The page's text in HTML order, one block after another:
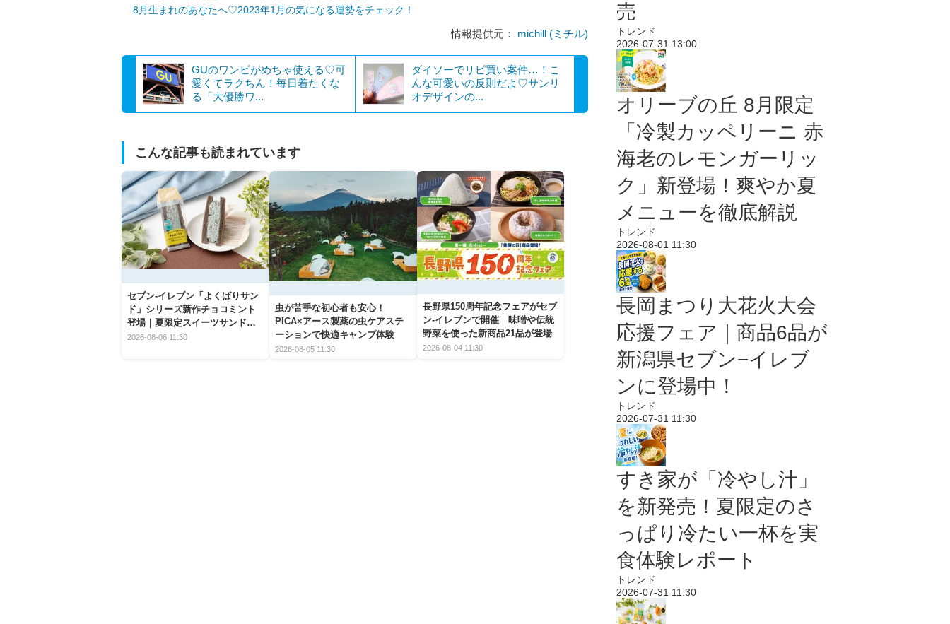
8月生まれのあなたへ♡2023年1月の気になる運勢をチェック！
情報提供元： michill (ミチル)
GUのワンピがめちゃ使える♡可
愛くてラクちん！毎日着たくな
る「大優勝ワ...
ダイソーでリピ買い案件…！こ
んな可愛いの反則だよ♡サンリ
オデザインの...
こんな記事も読まれています
セブン‐イレブン「よくばりサン
ド」シリーズ新作チョコミント
登場｜夏限定スイーツサンドの
爽快な魅力
2026-08-06 11:30
虫が苦手な初心者も安心！
PICA×アース製薬の虫ケアステ
ーションで快適キャンプ体験
2026-08-05 11:30
長野県150周年記念フェアがセブ
ン-イレブンで開催 味噌や伝統
野菜を使った新商品21品が登場
2026-08-04 11:30
売
トレンド
2026-07-31 13:00
オリーブの丘 8月限定
「冷製カッペリーニ 赤
海老のレモンガーリッ
ク」新登場！爽やか夏
メニューを徹底解説
トレンド
2026-08-01 11:30
長岡まつり大花火大会
応援フェア｜商品6品が
新潟県セブン−イレブ
ンに登場中！
トレンド
2026-07-31 11:30
すき家が「冷やし汁」
を新発売！夏限定のさ
っぱり冷たい一杯を実
食体験レポート
トレンド
2026-07-31 11:30